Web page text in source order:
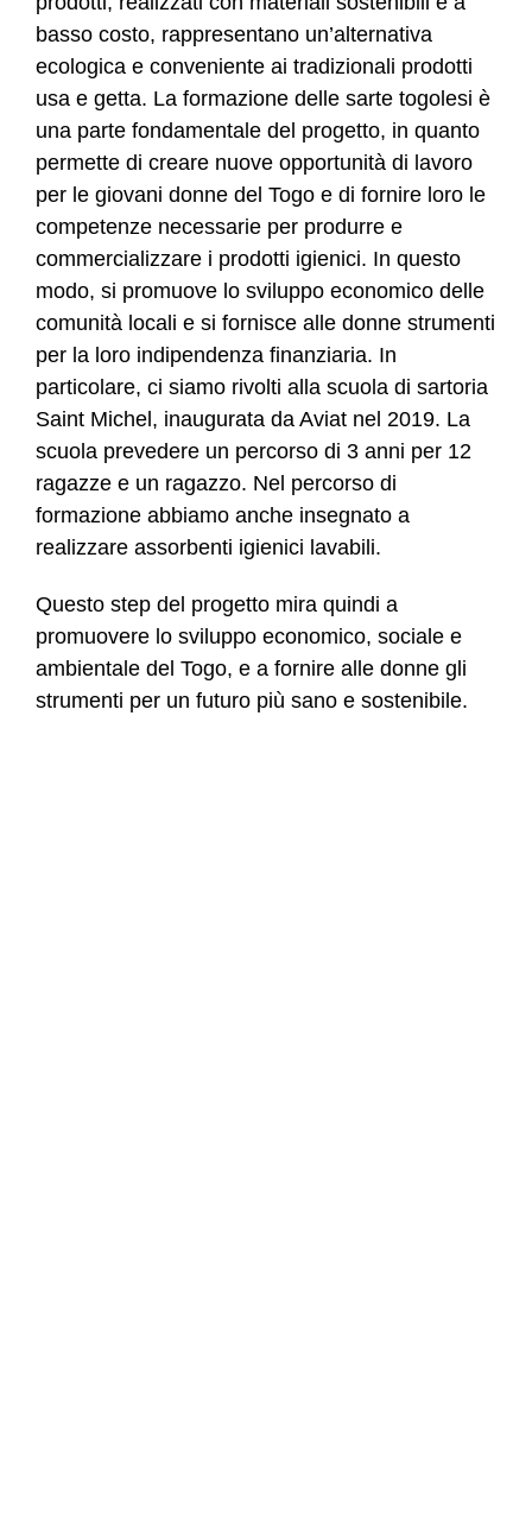
basso costo, rappresentano un’alternativa
ecologica e conveniente ai tradizionali prodotti
usa e getta. La formazione delle sarte togolesi è
una parte fondamentale del progetto, in quanto
permette di creare nuove opportunità di lavoro
per le giovani donne del Togo e di fornire loro le
competenze necessarie per produrre e
commercializzare i prodotti igienici. In questo
modo, si promuove lo sviluppo economico delle
comunità locali e si fornisce alle donne strumenti
per la loro indipendenza finanziaria. In
particolare, ci siamo rivolti alla scuola di sartoria
Saint Michel, inaugurata da Aviat nel 2019. La
scuola prevedere un percorso di 3 anni per 12
ragazze e un ragazzo. Nel percorso di
formazione abbiamo anche insegnato a
realizzare assorbenti igienici lavabili.
Questo step del progetto mira quindi a
promuovere lo sviluppo economico, sociale e
ambientale del Togo, e a fornire alle donne gli
strumenti per un futuro più sano e sostenibile.